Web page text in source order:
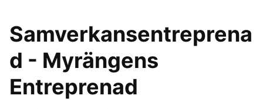
Samverkansentreprena
d - Myrängens
Entreprenad